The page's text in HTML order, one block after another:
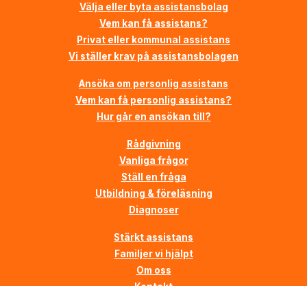
Välja eller byta assistansbolag
Vem kan få assistans?
Privat eller kommunal assistans
Vi ställer krav på assistansbolagen
Ansöka om personlig assistans
Vem kan få personlig assistans?
Hur går en ansökan till?
Rådgivning
Vanliga frågor
Ställ en fråga
Utbildning & föreläsning
Diagnoser
Stärkt assistans
Familjer vi hjälpt
Om oss